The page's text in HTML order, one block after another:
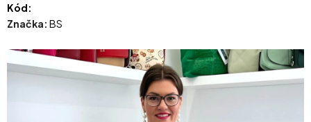
Kód:
Značka: BS